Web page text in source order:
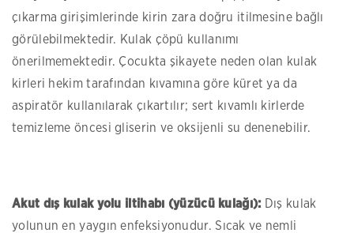
çıkarma girişimlerinde kirin zara doğru itilmesine bağlı
görülebilmektedir. Kulak çöpü kullanımı
önerilmemektedir. Çocukta şikayete neden olan kulak
kirleri hekim tarafından kıvamına göre küret ya da
aspiratör kullanılarak çıkartılır; sert kıvamlı kirlerde
temizleme öncesi gliserin ve oksijenli su denenebilir.
Akut dış kulak yolu iltihabı (yüzücü kulağı): Dış kulak
yolunun en yaygın enfeksiyonudur. Sıcak ve nemli